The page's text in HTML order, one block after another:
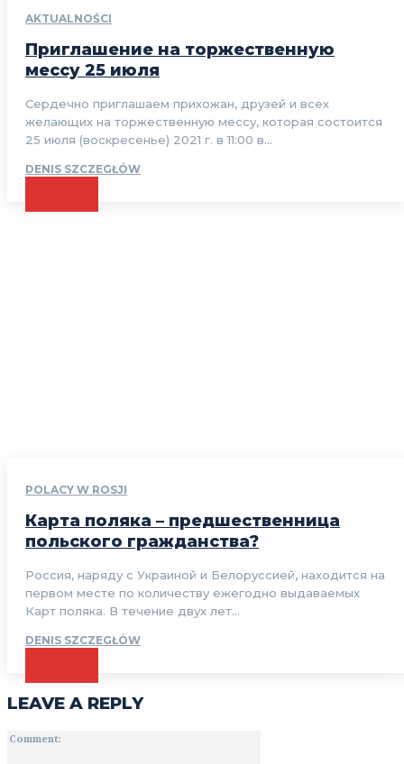
AKTUALNOŚCI
Приглашение на торжественную
мессу 25 июля
Сердечно приглашаем прихожан, друзей и всех
желающих на торжественную мессу, которая состоится
25 июля (воскресенье) 2021 г. в 11:00 в...
DENIS SZCZEGŁÓW
POLACY W ROSJI
Карта поляка – предшественница
польского гражданства?
Россия, наряду с Украиной и Белоруссией, находится на
первом месте по количеству ежегодно выдаваемых
Карт поляка. В течение двух лет...
DENIS SZCZEGŁÓW
LEAVE A REPLY